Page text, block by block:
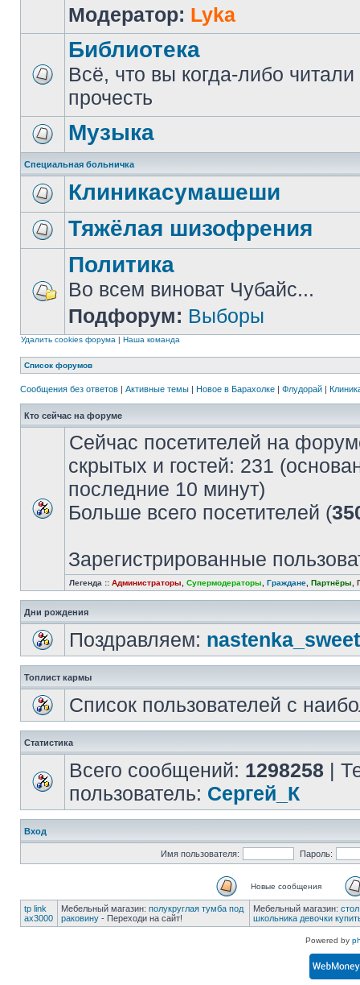
Модератор: Lyka
Библиотека
Всё, что вы когда-либо
прочесть
Музыка
Специальная больничка
Клиникасумашеши
Тяжёлая шизофрения
Политика
Во всем виноват Чубайс...
Подфорум: Выборы
Удалить cookies форума | Наша команда
Список форумов
Сообщения без ответов | Активные темы | Новое в Барахолке | Флудорай |
Кто сейчас на форуме
Сейчас посетителей на
скрытых и гостей: 231
последние 10 минут)
Больше всего посетителей (
Зарегистрированные
Легенда :: Администраторы Супермодераторы Граждане Партнёры
Дни рождения
Поздравляем: nastenka_sweet
Топлист кармы
Список пользователей с
Статистика
Всего сообщений: 1298258 |
пользователь: Сергей_К
Вход
Имя пользователя: Пароль:
Новые сообщения
tp link
ax3000
Мебельный магазин: полукруглая тумба под
раковину - Переходи на сайт!
Мебельный магазин:
школьника девочки
Powered by